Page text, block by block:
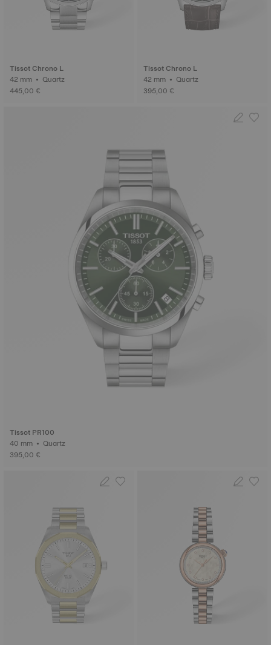
Tissot Chrono L
42 mm • Quartz
445,00 €
Tissot Chrono L
42 mm • Quartz
395,00 €
Tissot PR100
40 mm • Quartz
395,00 €